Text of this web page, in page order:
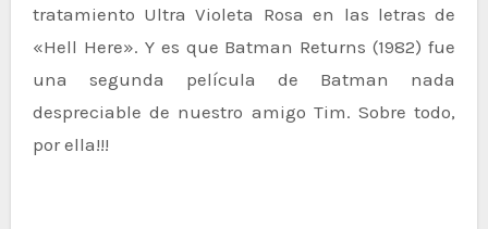
tratamiento Ultra Violeta Rosa en las letras de
«Hell Here». Y es que Batman Returns (1982) fue
una segunda película de Batman nada
despreciable de nuestro amigo Tim. Sobre todo,
por ella!!!